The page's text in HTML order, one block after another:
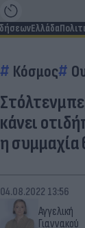
Ελλάδα
Κόσμος
κάνει
η συμμαχία
Αγγελική
Γιαννακού
04.08.2022 13:56